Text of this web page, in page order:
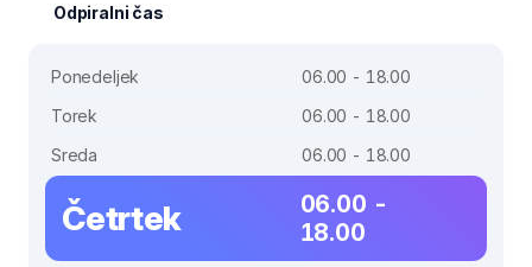
Odpiralni čas
Ponedeljek
06.00 - 18.00
Torek
06.00 - 18.00
Sreda
06.00 - 18.00
Četrtek
06.00 -
18.00